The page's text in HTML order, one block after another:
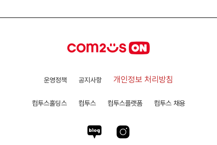
운영정책 공지사항 개인정보 처리방침
컴투스홀딩스 컴투스 컴투스플랫폼 컴투스 채용